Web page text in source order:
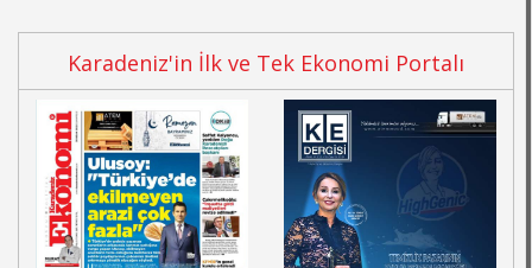
Karadeniz'in İlk ve Tek Ekonomi Portalı